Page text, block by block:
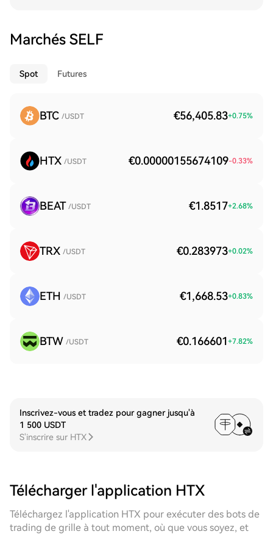
Marchés SELF
Spot Futures
BTC /USDT €56,405.83+0.75%
HTX /USDT €0.00000155674109-0.33%
BEAT /USDT €1.8517+2.68%
TRX /USDT €0.283973+0.02%
ETH /USDT €1,668.53+0.83%
BTW /USDT €0.166601 +7.82%
Inscrivez-vous et tradez pour gagner jusqu'à
1 500 USDT
S'inscrire sur HTX
Télécharger l'application HTX
Téléchargez l'application HTX pour exécuter des bots de
trading de grille à tout moment, où que vous soyez, et